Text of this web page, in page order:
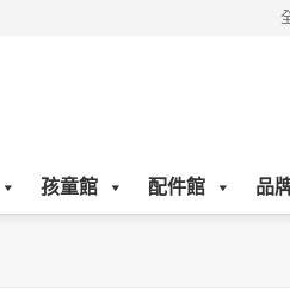
孩童館 配件館 品